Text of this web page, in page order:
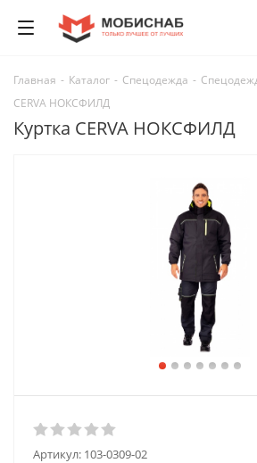
Главная - Каталог - Спецодежда -
CERVA НОКСФИЛД
Куртка CERVA НОКСФИЛД
Артикул: 103-0309-02